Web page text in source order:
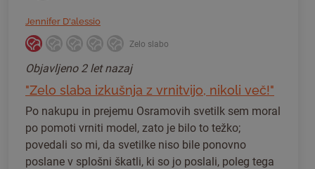
Jennifer D'alessio
Zelo slabo
Objavljeno 2 let nazaj
"Zelo slaba izkušnja z vrnitvijo, nikoli več!"
Po nakupu in prejemu Osramovih svetilk sem moral
po pomoti vrniti model, zato je bilo to težko;
povedali so mi, da svetilke niso bile ponovno
poslane v splošni škatli, ki so jo poslali, poleg tega